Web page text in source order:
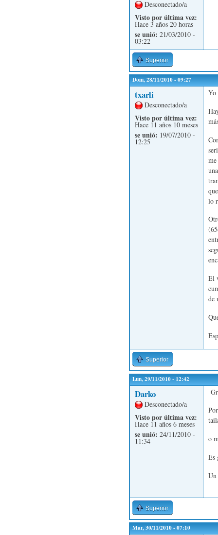
Desconectado/a
Visto por última vez:
Hace 3 años 20 horas
se unió: 21/03/2010 -
03:22
Superior
Dom, 28/11/2010 - 09:27
txarli
Desconectado/a
Visto por última vez:
Hace 11 años 10 meses
se unió: 19/07/2010 -
12:25
Yo
lo
El
de
Superior
Lun, 29/11/2010 - 12:42
Darko
Desconectado/a
Visto por última vez:
Hace 11 años 6 meses
se unió: 24/11/2010 -
11:34
o
Es
Un
Superior
Mar, 30/11/2010 - 07:10